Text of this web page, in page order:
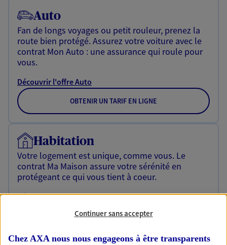
Auto
Fan de longs voyages ou petit rouleur, prenez la
route bien protégé. Assurez votre voiture avec le
contrat Mon Auto : une assurance qui roule pour
vous.
Découvrir l'offre Auto
OBTENIR UN TARIF EN LIGNE
Habitation
Votre logement est unique, comme vous. Le
contrat Ma Maison assure votre sérénité en
protégeant ce qui vous tient à coeur.
Découvrir l'offre Habitation
OBTENIR UN TARIF EN LIGNE
Continuer sans accepter
Chez AXA nous nous engageons à être transparents